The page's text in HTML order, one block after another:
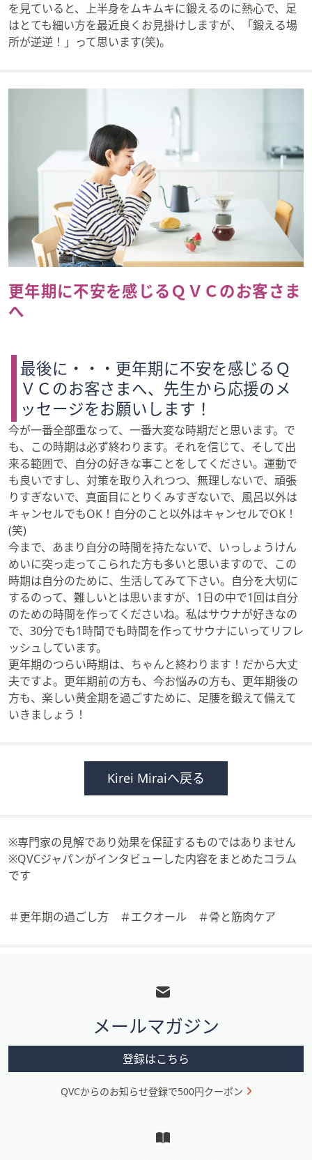
を見ていると、上半身をムキムキに鍛えるのに熱心で、足
はとても細い方を最近良くお見掛けしますが、「鍛える場
所が逆逆！」って思います(笑)。
更年期に不安を感じるＱＶＣのお客さま
へ
最後に・・・更年期に不安を感じるＱ
ＶＣのお客さまへ、先生から応援のメ
ッセージをお願いします！
今が一番全部重なって、一番大変な時期だと思います。で
も、この時期は必ず終わります。それを信じて、そして出
来る範囲で、自分の好きな事ことをしてください。運動で
も良いですし、対策を取り入れつつ、無理しないで、頑張
りすぎないで、真面目にとりくみすぎないで、風呂以外は
キャンセルでもOK！自分のこと以外はキャンセルでOK！
(笑)
今まで、あまり自分の時間を持たないで、いっしょうけん
めいに突っ走ってこられた方も多いと思いますので、この
時期は自分のために、生活してみて下さい。自分を大切に
するのって、難しいとは思いますが、1日の中で1回は自分
のための時間を作ってくださいね。私はサウナが好きなの
で、30分でも1時間でも時間を作ってサウナにいってリフレ
ッシュしています。
更年期のつらい時期は、ちゃんと終わります！だから大丈
夫ですよ。更年期前の方も、今お悩みの方も、更年期後の
方も、楽しい黄金期を過ごすために、足腰を鍛えて備えて
いきましょう！
Kirei Miraiへ戻る
※専門家の見解であり効果を保証するものではありません
※QVCジャパンがインタビューした内容をまとめたコラム
です
＃更年期の過ごし方 ＃エクオール ＃骨と筋肉ケア
メ
ニ
メールマガジン
登録はこちら
QVCからのお知らせ登録で500円クーポン